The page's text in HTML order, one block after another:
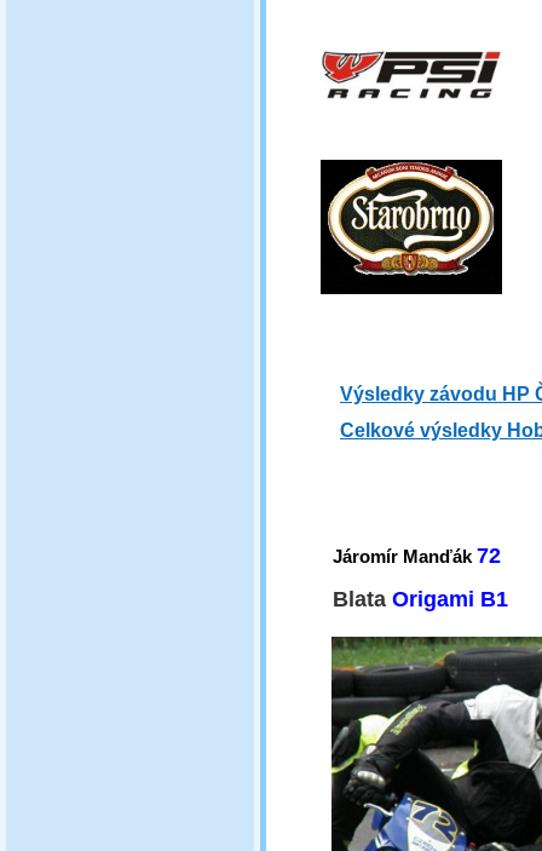
Výsledky závodu HP
Celkové výsledky
Járomír Manďák 72
Blata Origami B1